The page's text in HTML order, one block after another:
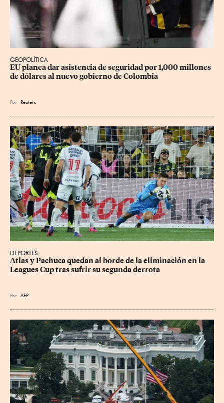
GEOPOLÍTICA
EU planea dar asistencia de seguridad por 1,000 millones
de dólares al nuevo gobierno de Colombia
Por Reuters
DEPORTES
Atlas y Pachuca quedan al borde de la eliminación en la
Leagues Cup tras sufrir su segunda derrota
Por AFP